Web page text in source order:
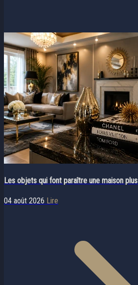
Les objets qui font paraître une maison
04 août 2026 Lire